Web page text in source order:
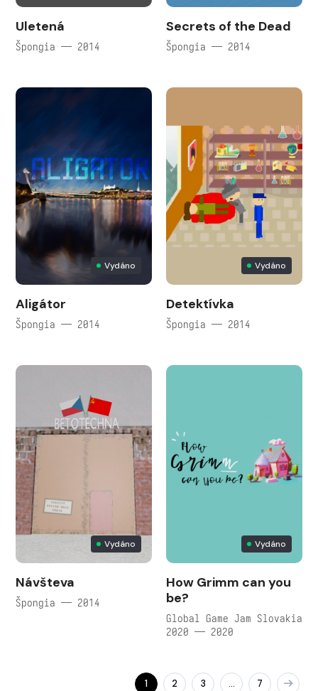
Uletená
Špongia — 2014
Secrets of the Dead
Špongia — 2014
Vydáno
Aligátor
Špongia — 2014
Vydáno
Detektívka
Špongia — 2014
Vydáno
Návšteva
Špongia — 2014
Vydáno
How Grimm can you
be?
Global Game Jam Slovakia
2020 — 2020
1 2 3 … 7